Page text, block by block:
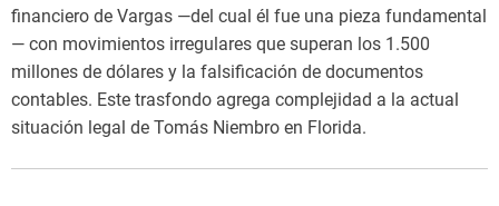
financiero de Vargas —del cual él fue una pieza fundamental
— con movimientos irregulares que superan los 1.500
millones de dólares y la falsificación de documentos
contables. Este trasfondo agrega complejidad a la actual
situación legal de Tomás Niembro en Florida.